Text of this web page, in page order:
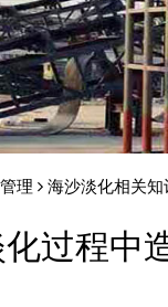
理 海沙淡化相关知
过程中